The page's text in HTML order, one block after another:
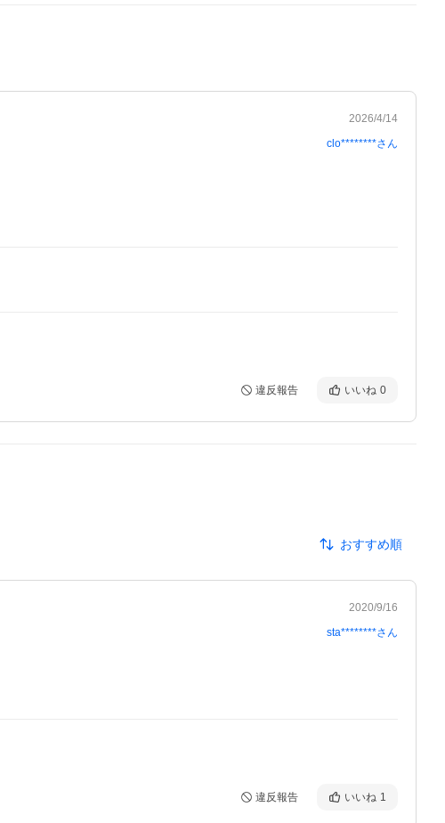
2026/4/14
clo********さん
違反報告 いいね 0
おすすめ順
2020/9/16
sta********さん
違反報告 いいね 1